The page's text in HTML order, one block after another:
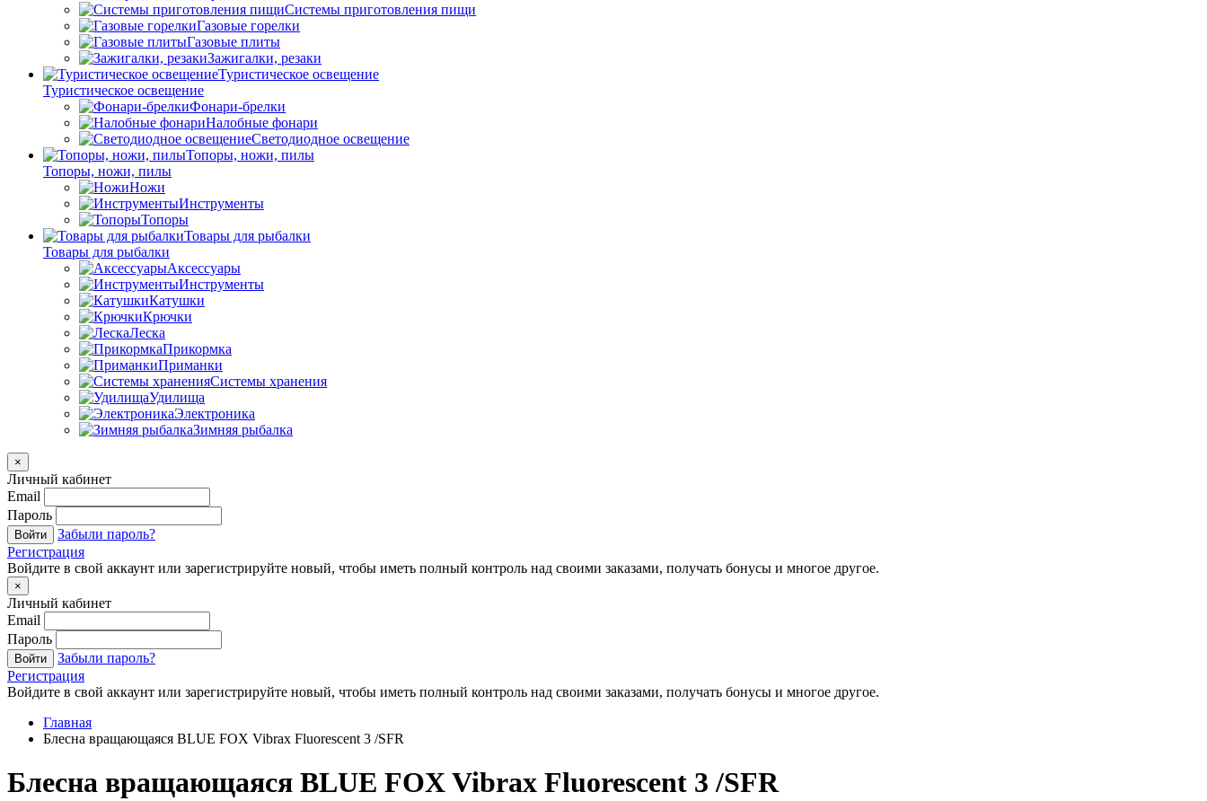
Системы приготовления пищи
Газовые горелки
Газовые плиты
Зажигалки, резаки
Туристическое освещение
Туристическое освещение
Фонари-брелки
Налобные фонари
Светодиодное освещение
Топоры, ножи, пилы
Топоры, ножи, пилы
Ножи
Инструменты
Топоры
Товары для рыбалки
Товары для рыбалки
Аксессуары
Инструменты
Катушки
Крючки
Леска
Прикормка
Приманки
Системы хранения
Удилища
Электроника
Зимняя рыбалка
×
Личный кабинет
Email
Пароль
Войти
Забыли пароль?
Регистрация
Войдите в свой аккаунт или зарегистрируйте новый, чтобы иметь полный контроль над своими заказами, получать бонусы и многое другое.
×
Личный кабинет
Email
Пароль
Войти
Забыли пароль?
Регистрация
Войдите в свой аккаунт или зарегистрируйте новый, чтобы иметь полный контроль над своими заказами, получать бонусы и многое другое.
Главная
Блесна вращающаяся BLUE FOX Vibrax Fluorescent 3 /SFR
Блесна вращающаяся BLUE FOX Vibrax Fluorescent 3 /SFR